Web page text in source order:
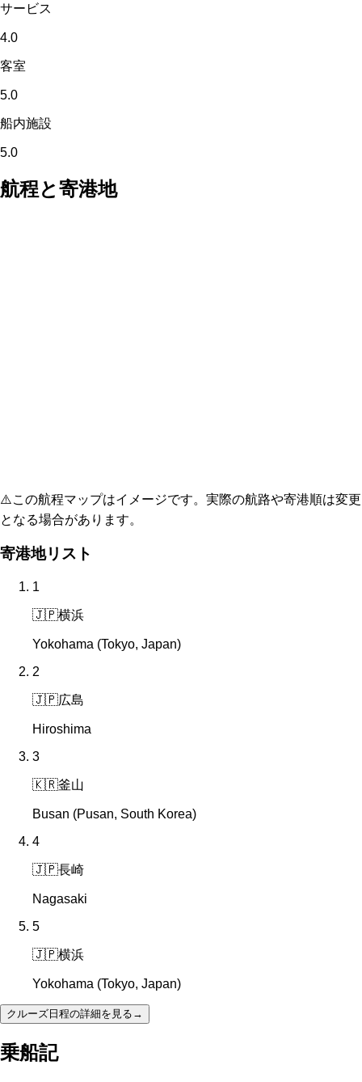
サービス
4.0
客室
5.0
船内施設
5.0
航程と寄港地
⚠️この航程マップはイメージです。実際の航路や寄港順は変更
となる場合があります。
寄港地リスト
1
🇯🇵横浜
Yokohama (Tokyo, Japan)
2
🇯🇵広島
Hiroshima
3
🇰🇷釜山
Busan (Pusan, South Korea)
4
🇯🇵長崎
Nagasaki
5
🇯🇵横浜
Yokohama (Tokyo, Japan)
クルーズ日程の詳細を見る →
乗船記